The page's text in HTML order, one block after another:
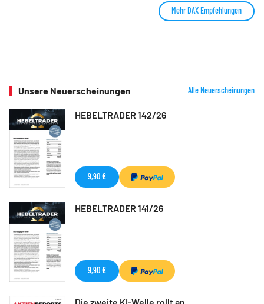
Mehr DAX Empfehlungen
Unsere Neuerscheinungen Alle Neuerscheinungen
HEBELTRADER 142/26
9,90 €
HEBELTRADER 141/26
9,90 €